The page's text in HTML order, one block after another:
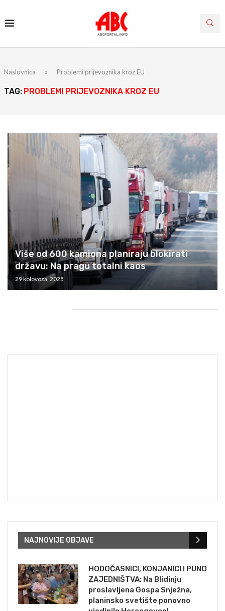
Naslovnica » Problemi prijevoznika kroz EU
TAG: PROBLEMI PRIJEVOZNIKA KROZ EU
Više od 600 kamiona planiraju blokirati
državu: Na pragu totalni kaos
29 kolovoza, 2025
NAJNOVIJE OBJAVE
HODOČASNICI, KONJANICI I PUNO
ZAJEDNIŠTVA: Na Blidinju
proslavljena Gospa Snježna,
planinsko svetište ponovno